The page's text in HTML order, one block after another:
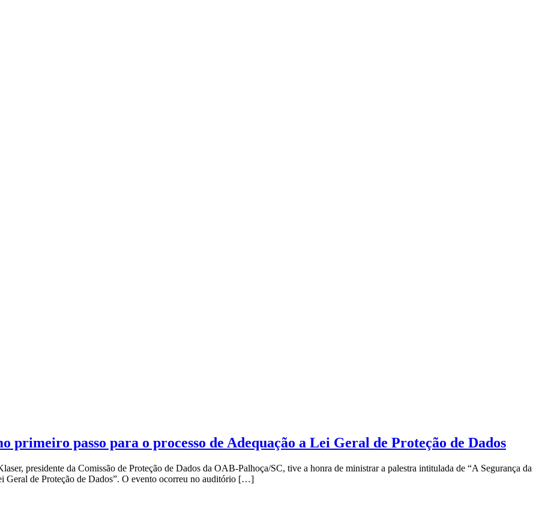
primeiro passo para o processo de Adequação a Lei Geral de Proteção de Dados
presidente da Comissão de Proteção de Dados da OAB-Palhoça/SC, tive a honra de ministrar a palestra intitulada de “A Segurança da
Geral de Proteção de Dados”. O evento ocorreu no auditório […]